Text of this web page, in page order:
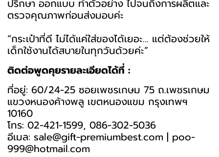
ปรึกษา ออกแบบ ทำตัวอย่าง ไปจนถึงการผลิตและ
ตรวจคุณภาพก่อนส่งมอบค่ะ
“กระเป๋าที่ดี ไม่ได้แค่ใส่ของได้เยอะ… แต่ต้องช่วยให้
เด็กใช้งานได้สบายในทุกวันด้วยค่ะ”
ติดต่อพูดคุยรายละเอียดได้ที่ :
ที่อยู่: 60/24-25 ซอยเพชรเกษม 75 ถ.เพชรเกษม
แขวงหนองค้างพลู เขตหนองแขม กรุงเทพฯ
10160
โทร: 02-421-1599, 086-302-5036
อีเมล: sale@gift-premiumbest.com | poo-
999@hotmail.com